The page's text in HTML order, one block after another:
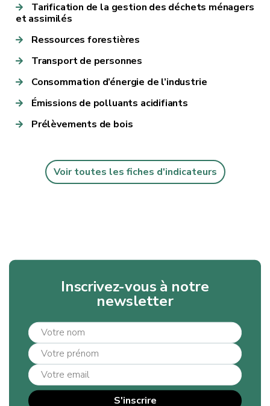
Tarification de la gestion des déchets ménagers
et assimilés
Ressources forestières
Transport de personnes
Consommation d’énergie de l’industrie
Émissions de polluants acidifiants
Prélèvements de bois
Voir toutes les fiches d'indicateurs
Inscrivez-vous à notre
newsletter